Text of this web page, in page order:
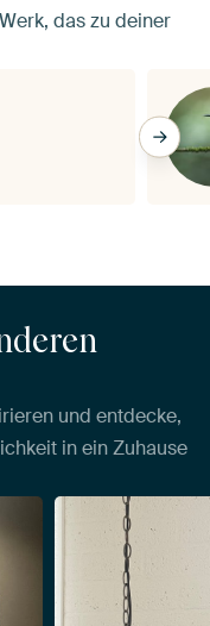
das zu deiner
und entdecke,
in ein Zuhause